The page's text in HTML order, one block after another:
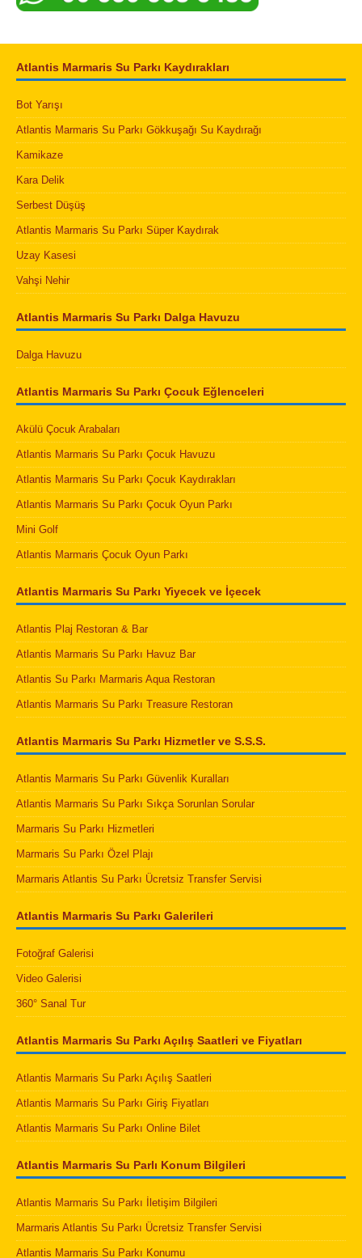
Atlantis Marmaris Su Parkı Kaydırakları
Bot Yarışı
Atlantis Marmaris Su Parkı Gökkuşağı Su Kaydırağı
Kamikaze
Kara Delik
Serbest Düşüş
Atlantis Marmaris Su Parkı Süper Kaydırak
Uzay Kasesi
Vahşi Nehir
Atlantis Marmaris Su Parkı Dalga Havuzu
Dalga Havuzu
Atlantis Marmaris Su Parkı Çocuk Eğlenceleri
Akülü Çocuk Arabaları
Atlantis Marmaris Su Parkı Çocuk Havuzu
Atlantis Marmaris Su Parkı Çocuk Kaydırakları
Atlantis Marmaris Su Parkı Çocuk Oyun Parkı
Mini Golf
Atlantis Marmaris Çocuk Oyun Parkı
Atlantis Marmaris Su Parkı Yiyecek ve İçecek
Atlantis Plaj Restoran & Bar
Atlantis Marmaris Su Parkı Havuz Bar
Atlantis Su Parkı Marmaris Aqua Restoran
Atlantis Marmaris Su Parkı Treasure Restoran
Atlantis Marmaris Su Parkı Hizmetler ve S.S.S.
Atlantis Marmaris Su Parkı Güvenlik Kuralları
Atlantis Marmaris Su Parkı Sıkça Sorunlan Sorular
Marmaris Su Parkı Hizmetleri
Marmaris Su Parkı Özel Plajı
Marmaris Atlantis Su Parkı Ücretsiz Transfer Servisi
Atlantis Marmaris Su Parkı Galerileri
Fotoğraf Galerisi
Video Galerisi
360° Sanal Tur
Atlantis Marmaris Su Parkı Açılış Saatleri ve Fiyatları
Atlantis Marmaris Su Parkı Açılış Saatleri
Atlantis Marmaris Su Parkı Giriş Fiyatları
Atlantis Marmaris Su Parkı Online Bilet
Atlantis Marmaris Su Parlı Konum Bilgileri
Atlantis Marmaris Su Parkı İletişim Bilgileri
Marmaris Atlantis Su Parkı Ücretsiz Transfer Servisi
Atlantis Marmaris Su Parkı Konumu